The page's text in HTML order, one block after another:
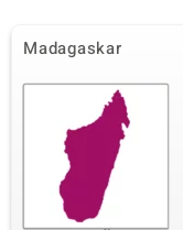
Madagaskar